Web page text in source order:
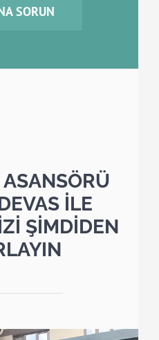
SORUN
İLE
ŞİMDİDEN